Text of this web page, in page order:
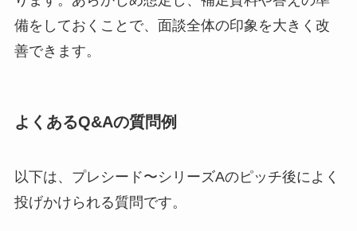
備をしておくことで、面談全体の印象を大きく改
善できます。
よくあるQ&Aの質問例
以下は、プレシード〜シリーズAのピッチ後によく
投げかけられる質問です。